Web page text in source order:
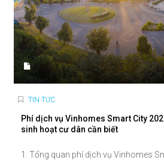
TIN TỨC
Phí dịch vụ Vinhomes Smart City
sinh hoạt cư dân cần biết
1. Tổng quan phí dịch vụ Vinhomes